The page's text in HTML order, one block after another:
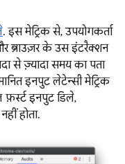
. इस मेट्रिक से, उपयोगकर्ता
ब्राउज़र के उस इंटरैक्शन
से ज़्यादा समय का पता
इनपुट लेटेन्सी मेट्रिक
इनपुट डिले,
होता.